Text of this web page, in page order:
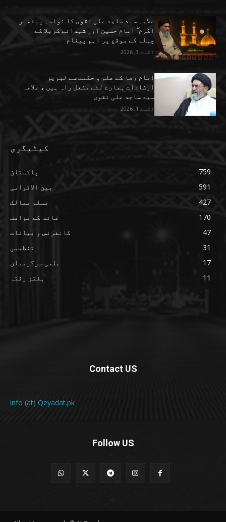
علامہ سید ساجد علی نقوی کا نواسہ پیغمبر
اکرم ۖ امام حسین اور شہدائے کربلا کے
چہلم کے موقع پر اہم پیغام
اگست 3, 2026
امام رضا کے علم و حکمت سے لبریز
ارشادات ہمارے لئے مشعل راہ ہیں ، علامہ
سید ساجد علی نقوی
اگست 1, 2026
کیٹیگری
پاکستان
759
بین الاقوامی
591
مسلم ممالک
427
قائد کے مواقف
170
کانفرنس و بیانات
47
تنظیمی
31
علمی سرگرمیاں
17
ہفتۂِ رفتہ
11
Contact US
info (at) Qeyadat.pk
Follow US